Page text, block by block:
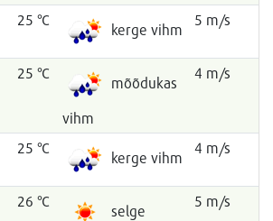
25 °C
kerge vihm
5 m/s
25 °C
mõõdukas
vihm
4 m/s
25 °C
kerge vihm
4 m/s
26 °C
selge
5 m/s